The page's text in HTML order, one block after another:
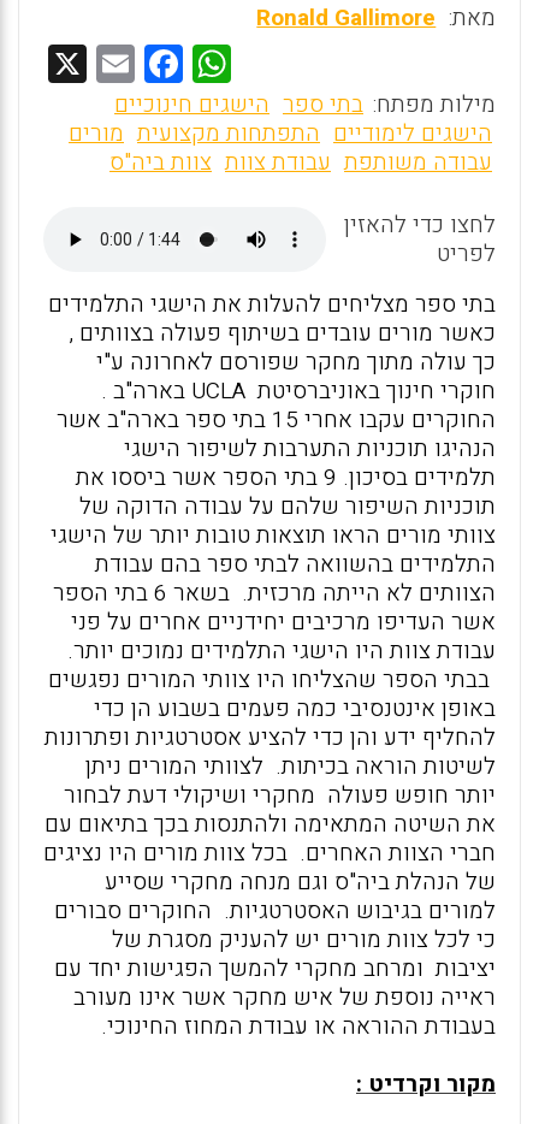
מאת: Ronald Gallimore
W
h
at
s
A
p
p
F
a
ce
b
o
o
k
E
m
ai
מילות מפתח: בתי ספר הישגים חינוכיים
הישגים לימודיים התפתחות מקצועית מורים
עבודה משותפת עבודת צוות צוות ביה"ס
לחצו כדי להאזין
לפריט
בתי ספר מצליחים להעלות את הישגי התלמידים
כאשר מורים עובדים בשיתוף פעולה בצוותים ,
כך עולה מתוך מחקר שפורסם לאחרונה ע"י
חוקרי חינוך באוניברסיטת UCLA בארה"ב .
החוקרים עקבו אחרי 15 בתי ספר בארה"ב אשר
הנהיגו תוכניות התערבות לשיפור הישגי
תלמידים בסיכון. 9 בתי הספר אשר ביססו את
תוכניות השיפור שלהם על עבודה הדוקה של
צוותי מורים הראו תוצאות טובות יותר של הישגי
התלמידים בהשוואה לבתי ספר בהם עבודת
הצוותים לא הייתה מרכזית. בשאר 6 בתי הספר
אשר העדיפו מרכיבים יחידניים אחרים על פני
עבודת צוות היו הישגי התלמידים נמוכים יותר.
בבתי הספר שהצליחו היו צוותי המורים נפגשים
באופן אינטנסיבי כמה פעמים בשבוע הן כדי
להחליף ידע והן כדי להציע אסטרטגיות ופתרונות
לשיטות הוראה בכיתות. לצוותי המורים ניתן
יותר חופש פעולה מחקרי ושיקולי דעת לבחור
את השיטה המתאימה ולהתנסות בכך בתיאום עם
חברי הצוות האחרים. בכל צוות מורים היו נציגים
של הנהלת ביה"ס וגם מנחה מחקרי שסייע
למורים בגיבוש האסטרטגיות. החוקרים סבורים
כי לכל צוות מורים יש להעניק מסגרת של
יציבות ומרחב מחקרי להמשך הפגישות יחד עם
ראייה נוספת של איש מחקר אשר אינו מעורב
בעבודת ההוראה או עבודת המחוז החינוכי.
מקור וקרדיט :